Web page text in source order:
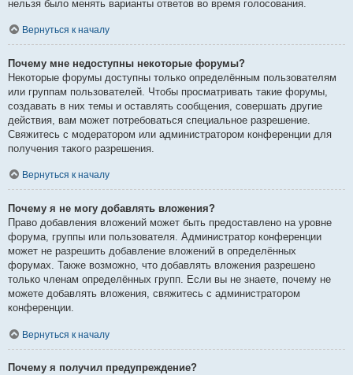
нельзя было менять варианты ответов во время голосования.
Вернуться к началу
Почему мне недоступны некоторые форумы?
Некоторые форумы доступны только определённым пользователям
или группам пользователей. Чтобы просматривать такие форумы,
создавать в них темы и оставлять сообщения, совершать другие
действия, вам может потребоваться специальное разрешение.
Свяжитесь с модератором или администратором конференции для
получения такого разрешения.
Вернуться к началу
Почему я не могу добавлять вложения?
Право добавления вложений может быть предоставлено на уровне
форума, группы или пользователя. Администратор конференции
может не разрешить добавление вложений в определённых
форумах. Также возможно, что добавлять вложения разрешено
только членам определённых групп. Если вы не знаете, почему не
можете добавлять вложения, свяжитесь с администратором
конференции.
Вернуться к началу
Почему я получил предупреждение?